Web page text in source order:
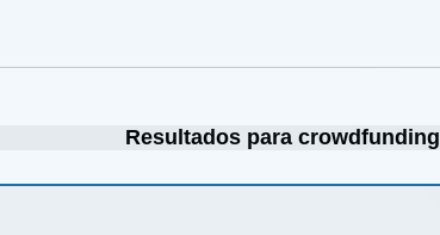
Resultados para crowdfunding